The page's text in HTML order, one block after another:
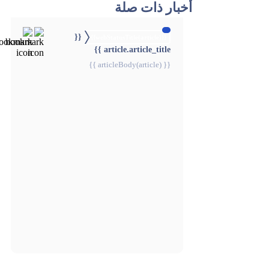
أخبار ذات صلة
{{
article.article_title }}
{{ articleBody(article) }}